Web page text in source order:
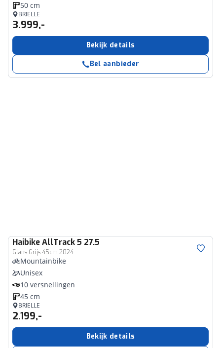
50 cm
BRIELLE
3.999,-
Bekijk details
Bel aanbieder
HaibikeAllTrack 5 27.5
Glans Grijs 45cm 2024
Mountainbike
Unisex
10 versnellingen
45 cm
BRIELLE
2.199,-
Bekijk details